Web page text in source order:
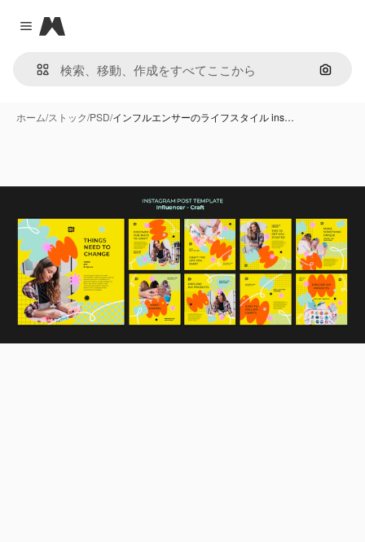
Close menu
Magnific
画像で
ホーム/ストック/PSD/インフルエンサーのライフスタイル ins…